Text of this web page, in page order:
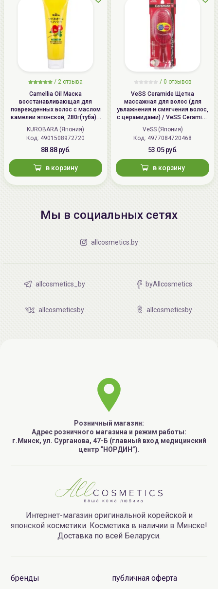
/ 2 отзыва
Camellia Oil Маска
восстанавливающая для
поврежденных волос с маслом
камелии японской, 280г(туба) /
KUROBARA Camellia Oil Hair Pack
KUROBARA (Япония)
Код: 4901508972720
88.88 руб.
в корзину
/ 0 отзывов
VeSS Ceramide Щетка
массажная для волос (для
увлажнения и смягчения волос,
с церамидами) / VeSS Ceramide
Brush, CRM-500
VeSS (Япония)
Код: 4977084720468
53.05 руб.
в корзину
Мы в социальных сетях
allcosmetics.by
allcosmetics_by byAllcosmetics
allcosmeticsby allcosmeticsby
Розничный магазин:
Адрес розничного магазина и режим работы:
г.Минск, ул. Сурганова, 47-Б (главный вход медицинский
центр “НОРДИН”).
Интернет-магазин оригинальной корейской и
японской косметики. Косметика в наличии в Минске!
Доставка по всей Беларуси.
бренды
публичная оферта